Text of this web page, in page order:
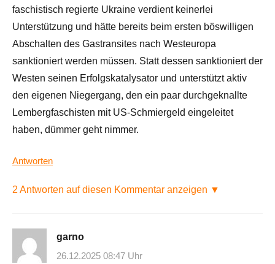
faschistisch regierte Ukraine verdient keinerlei
Unterstützung und hätte bereits beim ersten böswilligen
Abschalten des Gastransites nach Westeuropa
sanktioniert werden müssen. Statt dessen sanktioniert der
Westen seinen Erfolgskatalysator und unterstützt aktiv
den eigenen Niegergang, den ein paar durchgeknallte
Lembergfaschisten mit US-Schmiergeld eingeleitet
haben, dümmer geht nimmer.
Antworten
2 Antworten auf diesen Kommentar anzeigen ▼
garno
26.12.2025 08:47 Uhr